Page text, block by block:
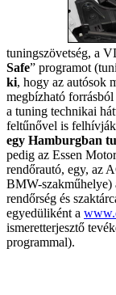
tuningszövetség, a
Safe” programot
ki, hogy az autósok
megbízható forrásból
a tuning technikai
feltűnővel is
egy Hamburgban
pedig az Essen
rendőrautó, egy, az
BMW-szakműhelye)
rendőrség és
egyedüliként a
ismeretterjesztő
programmal).